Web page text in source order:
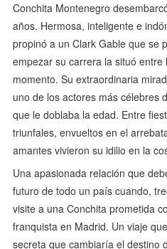
Conchita Montenegro
años. Hermosa, inteligente e
propinó a un Clark Gable que se
empezar su carrera la situó entre
momento. Su extraordinaria
uno de los actores más célebres
que le doblaba la edad. Entre
triunfales, envueltos en el
amantes vivieron su idilio en la
Una apasionada relación que
futuro de todo un país cuando,
visite a una Conchita prometida
franquista en Madrid. Un viaje
secreta que cambiaría el destino